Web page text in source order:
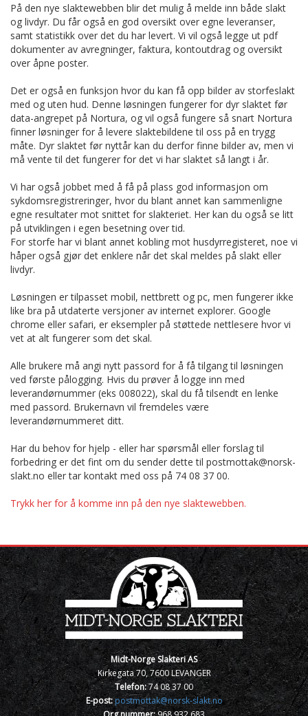
På den nye slaktewebben blir det mulig å melde inn både slakt
og livdyr. Du får også en god oversikt over egne leveranser,
samt statistikk over det du har levert. Vi vil også legge ut pdf
dokumenter av avregninger, faktura, kontoutdrag og oversikt
over åpne poster.
Det er også en funksjon hvor du kan få opp bilder av storfeslakt
med og uten hud. Denne løsningen fungerer for dyr slaktet før
data-angrepet på Nortura, og vil også fungere så snart Nortura
finner løsninger for å levere slaktebildene til oss på en trygg
måte. Dyr slaktet før nyttår kan du derfor finne bilder av, men vi
må vente til det fungerer for det vi har slaktet så langt i år.
Vi har også jobbet med å få på plass god informasjon om
sykdomsregistreringer, hvor du blant annet kan sammenligne
egne resultater mot snittet for slakteriet. Her kan du også se litt
på utviklingen i egen besetning over tid.
For storfe har vi blant annet kobling mot husdyrregisteret, noe vi
håper også gjør det enklere når det skal meldes på slakt eller
livdyr.
Løsningen er tilpasset mobil, nettbrett og pc, men fungerer ikke
like bra på utdaterte versjoner av internet explorer. Google
chrome eller safari, er eksempler på støttede nettlesere hvor vi
vet at alt fungerer som det skal.
Alle brukere må angi nytt passord for å få tilgang til løsningen
ved første pålogging. Hvis du prøver å logge inn med
leverandørnummer (eks 008022), skal du få tilsendt en lenke
med passord. Brukernavn vil fremdeles være
leverandørnummeret ditt.
Har du behov for hjelp - eller har spørsmål eller forslag til
forbedring er det fint om du sender dette til postmottak@norsk-
slakt.no eller tar kontakt med oss på 74 08 37 00.
Trykk her for å komme inn på den nye slaktewebben.
Midt-Norge Slakteri AS
Kirkegata 70, 7600 LEVANGER
Telefon:74 08 37 00
E-post:postmottak@norsk-slakt.no